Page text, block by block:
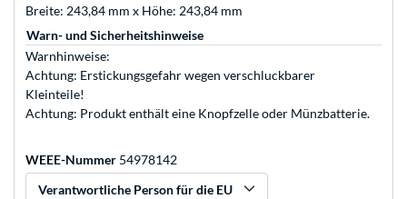
Breite: 243,84 mm x Höhe: 243,84 mm
Warn- und Sicherheitshinweise
Warnhinweise:
Achtung: Erstickungsgefahr wegen verschluckbarer
Kleinteile!
Achtung: Produkt enthält eine Knopfzelle oder Münzbatterie.
WEEE-Nummer 54978142
Verantwortliche Person für die EU